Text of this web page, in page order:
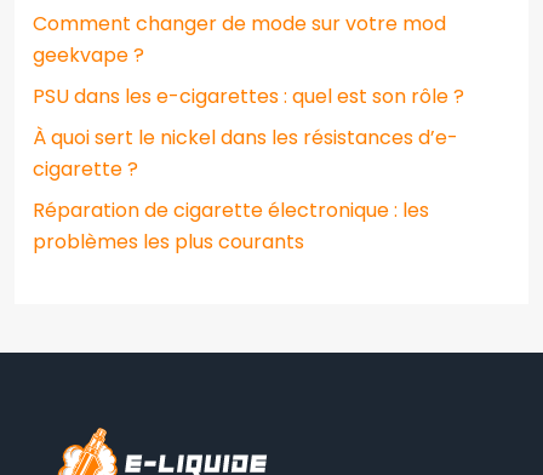
Comment changer de mode sur votre mod
geekvape ?
PSU dans les e-cigarettes : quel est son rôle ?
À quoi sert le nickel dans les résistances d’e-
cigarette ?
Réparation de cigarette électronique : les
problèmes les plus courants